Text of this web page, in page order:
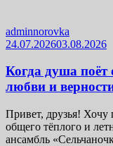
adminnorovka
24.07.202603.08.2026
Когда душа
любви и
Привет, друзья! Хочу
общего тёплого и
ансамбль